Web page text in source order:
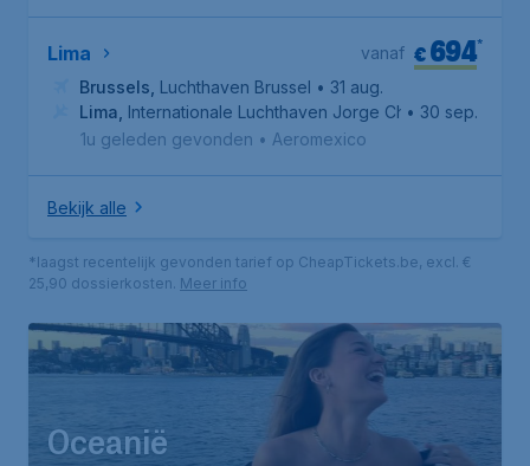
Lima €694*
vanaf
Brussels Luchthaven Brussel • 31 aug.
Lima Internationale Luchthaven Jorge Chávez• 30 sep.
1u geleden gevonden • Aeromexico
Bekijk alle
*laagst recentelijk gevonden tarief op CheapTickets.be, excl. €
25,90 dossierkosten. Meer info
Oceanië